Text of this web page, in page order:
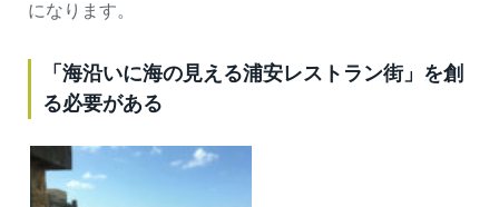
になります。
「海沿いに海の見える浦安レストラン街」を創
る必要がある